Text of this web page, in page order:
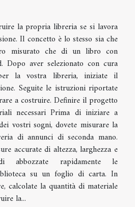
la propria libreria se si lavora
Il concetto è lo stesso sia che
misurato che di un libro con
Dopo aver selezionato con cura
la vostra libreria, iniziate il
Seguite le istruzioni riportate
a costruire. Definire il progetto
necessari Prima di iniziare a
vostri sogni, dovete misurare la
di annunci di seconda mano.
accurate di altezza, larghezza e
abbozzate rapidamente le
su un foglio di carta. In
calcolate la quantità di materiale
la...